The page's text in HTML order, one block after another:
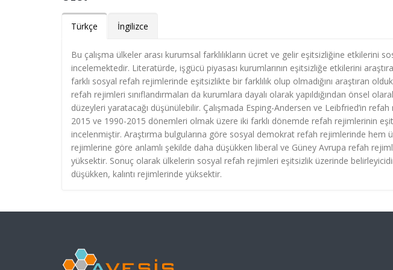
Türkçe İngilizce
Bu çalışma ülkeler arası kurumsal farklılıkların ücret ve gelir eşitsizliğine etkilerini
incelemektedir. Literatürde, işgücü piyasası kurumlarının eşitsizliğe etkilerini
farklı sosyal refah rejimlerinde eşitsizlikte bir farklılık olup olmadığını araştıran
refah rejimleri sınıflandırmaları da kurumlara dayalı olarak yapıldığından önsel
düzeyleri yaratacağı düşünülebilir. Çalışmada Esping-Andersen ve Leibfried’in refah
2015 ve 1990-2015 dönemleri olmak üzere iki farklı dönemde refah rejimlerinin
incelenmiştir. Araştırma bulgularına göre sosyal demokrat refah rejimlerinde hem
rejimlerine göre anlamlı şekilde daha düşükken liberal ve Güney Avrupa refah
yüksektir. Sonuç olarak ülkelerin sosyal refah rejimleri eşitsizlik üzerinde
düşükken, kalıntı rejimlerinde yüksektir.